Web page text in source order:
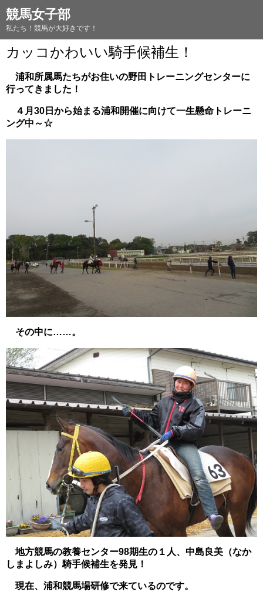
競馬女子部
私たち！競馬が大好きです！
カッコかわいい騎手候補生！
浦和所属馬たちがお住いの野田トレーニングセンターに
行ってきました！
４月30日から始まる浦和開催に向けて一生懸命トレーニ
ング中～☆
その中に……。
地方競馬の教養センター98期生の１人、中島良美（なか
しまよしみ）騎手候補生を発見！
現在、浦和競馬場研修で来ているのです。